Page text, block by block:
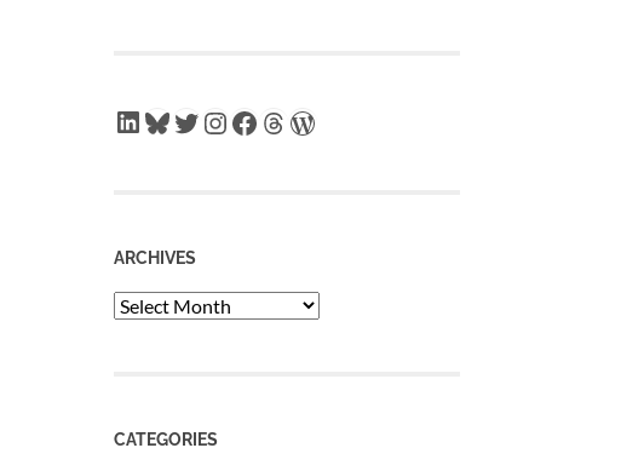
LinkedIn
Bluesky
Twitter
Instagram
Facebook
Threads
WordPress
ARCHIVES
Archives
CATEGORIES